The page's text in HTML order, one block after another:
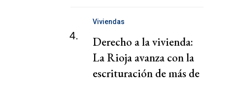
4.
Viviendas
Derecho a la vivienda:
La Rioja avanza con la
escrituración de más de